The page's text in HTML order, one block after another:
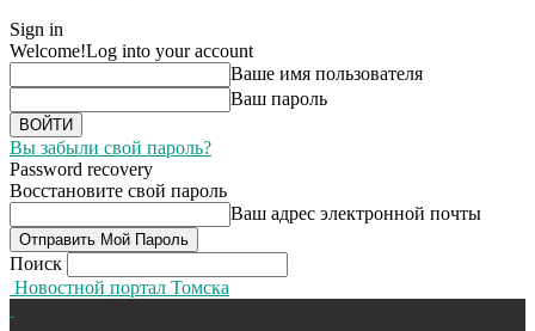
Sign in
Welcome!Log into your account
Ваше имя пользователя
Ваш пароль
Вы забыли свой пароль?
Password recovery
Восстановите свой пароль
Ваш адрес электронной почты
Поиск
Новостной портал Томска